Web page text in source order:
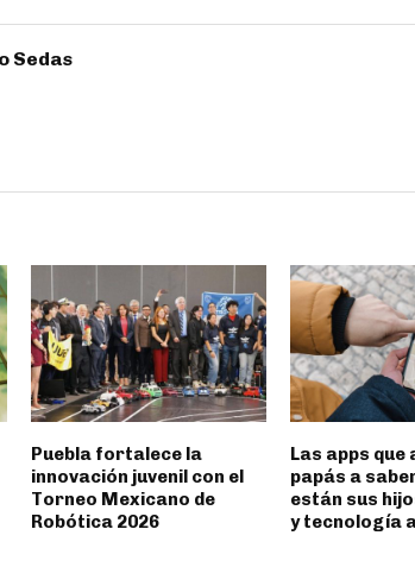
Sedas
Puebla fortalece la
innovación juvenil con el
Torneo Mexicano de
Robótica 2026
Las apps que
papás a
están sus
y tecnología